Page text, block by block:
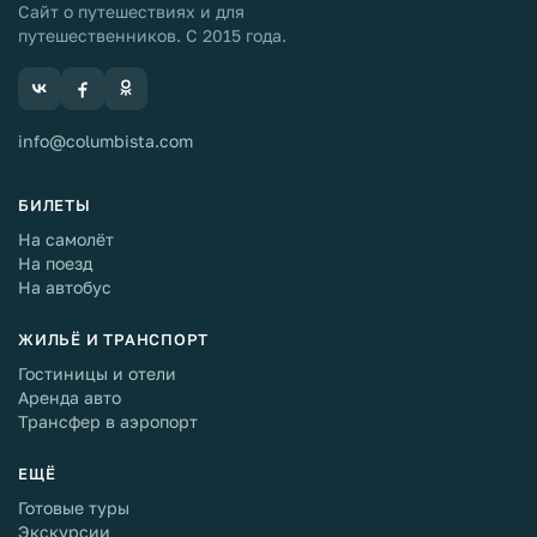
рекомендовали вам растянуть удовольствие и никуда
не торопиться.
Сайт о путешествиях и для
путешественников. С 2015 года.
info@columbista.com
БИЛЕТЫ
На самолёт
На поезд
На автобус
ЖИЛЬЁ И ТРАНСПОРТ
Гостиницы и отели
Аренда авто
Трансфер в аэропорт
ЕЩЁ
Готовые туры
Экскурсии